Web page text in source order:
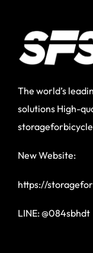
The world’s
solutions High-
New Website:
https://
LINE: @084sbhdt